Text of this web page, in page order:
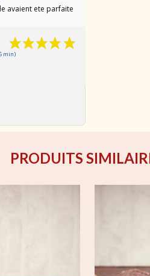
avaient ete parfaite
min)
PRODUITS